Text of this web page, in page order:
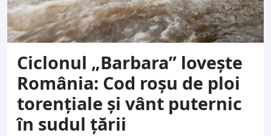
Ciclonul „Barbara” lovește
România: Cod roșu de ploi
torențiale și vânt puternic
în sudul țării